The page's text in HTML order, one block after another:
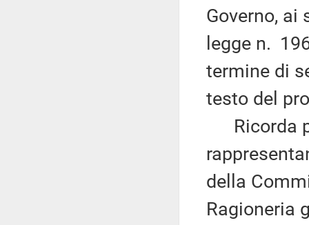
Governo, ai
legge n.
termine di
testo del
Ricorda
della
Ragioneria